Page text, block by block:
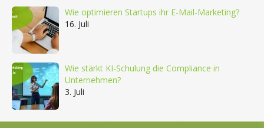
Wie optimieren Startups ihr E-Mail-Marketing?
16. Juli
Wie stärkt KI-Schulung die Compliance in
Unternehmen?
3. Juli